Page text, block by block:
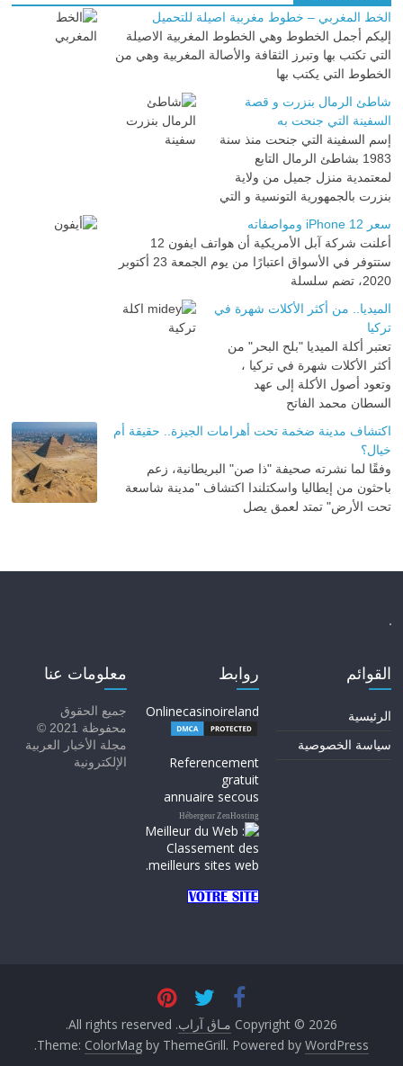
الخط المغربي – خطوط مغربية اصيلة للتحميل
إليكم أجمل الخطوط وهي الخطوط المغربية الاصيلة
التي تكتب بها وتبرز الثقافة والأصالة المغربية وهي من
الخطوط التي يكتب بها
شاطئ الرمال بنزرت و قصة
السفينة التي جنحت به
إسم السفينة التي جنحت منذ سنة
1983 بشاطئ الرمال التابع
لمعتمدية منزل جميل من ولاية
بنزرت بالجمهورية التونسية و التي
سعر iPhone 12 ومواصفاته
أعلنت شركة آبل الأمريكية أن هواتف ايفون 12
ستتوفر في الأسواق اعتبارًا من يوم الجمعة 23 أكتوبر
2020، تضم سلسلة
الميديا.. من أكثر الأكلات شهرة في
تركيا
تعتبر أكلة الميديا "بلح البحر" من
أكثر الأكلات شهرة في تركيا ،
وتعود أصول الأكلة إلى عهد
السطان محمد الفاتح
اكتشاف مدينة ضخمة تحت أهرامات الجيزة.. حقيقة أم
خيال؟
وفقًا لما نشرته صحيفة "ذا صن" البريطانية، زعم
باحثون من إيطاليا واسكتلندا اكتشاف "مدينة شاسعة
تحت الأرض" تمتد لعمق يصل
القوائم
الرئيسية
سياسة الخصوصية
روابط
Onlinecasinoireland
Referencement
gratuit
annuaire secous
Hébergeur ZenHosting
معلومات عنا
جميع الحقوق
محفوظة 2021 ©
مجلة الأخبار العربية
الإلكترونية
Copyright © 2026 مـاڨ آراب. All rights reserved.
Theme: ColorMag by ThemeGrill. Powered by WordPress
.